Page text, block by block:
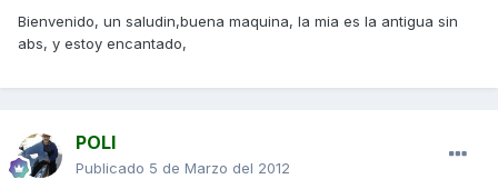
Bienvenido, un saludin,buena maquina, la mia es la antigua sin
abs, y estoy encantado,
POLI
Publicado 5 de Marzo del 2012